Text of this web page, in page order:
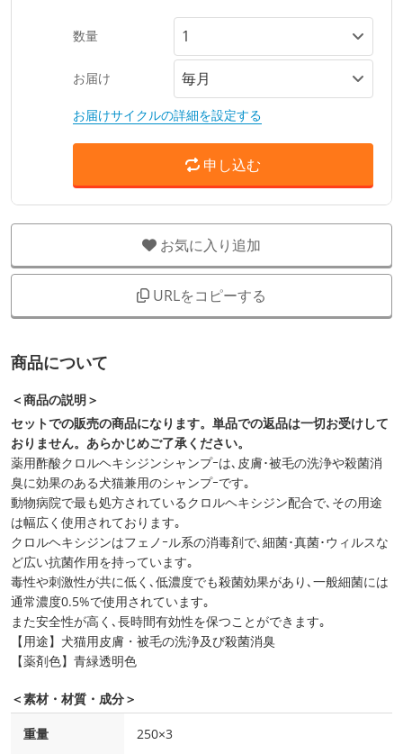
数量
お届け
お届けサイクルの詳細を設定する
申し込む
お気に入り追加
URLをコピーする
商品について
＜商品の説明＞
セットでの販売の商品になります。単品での返品は一切お受けして
おりません。あらかじめご了承ください。
薬用酢酸クロルヘキシジンシャンプｰは､皮膚･被毛の洗浄や殺菌消
臭に効果のある犬猫兼用のシャンプｰです｡
動物病院で最も処方されているクロルヘキシジン配合で､その用途
は幅広く使用されております｡
クロルヘキシジンはフェノｰル系の消毒剤で､細菌･真菌･ウィルスな
ど広い抗菌作用を持っています｡
毒性や刺激性が共に低く､低濃度でも殺菌効果があり､一般細菌には
通常濃度0.5%で使用されています｡
また安全性が高く､長時間有効性を保つことができます｡
【用途】犬猫用皮膚・被毛の洗浄及び殺菌消臭
【薬剤色】青緑透明色
＜素材・材質・成分＞
重量 250×3